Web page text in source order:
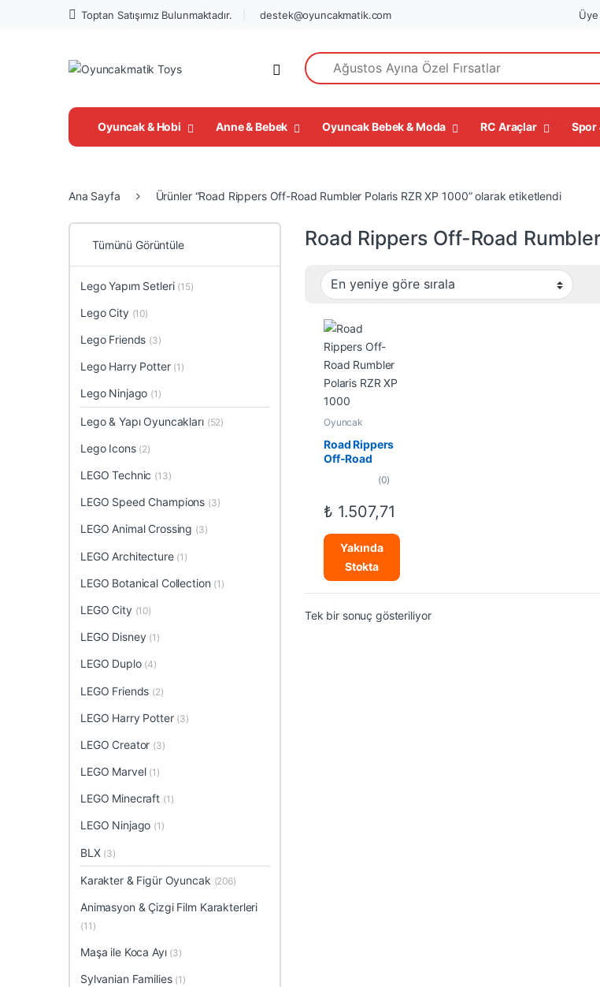
Toptan Satışımız Bulunmaktadır. destek@oyuncakmatik.com Üye
Open
Search for:
Oyuncak & Hobi Anne & Bebek Oyuncak Bebek & Moda RC Araçlar Spor
Ana Sayfa Ürünler “Road Rippers Off-Road Rumbler Polaris RZR XP 1000” olarak etiketlendi
Road Rippers Off-Road
Oyuncak
Arabalar
Oyuncak Araçlar
Road Rippers
Off-Road
Polaris RZR
u
f
(0)
₺ 1.507,71
Yakında
Stokta
Tek bir sonuç gösteriliyor
Tümünü Görüntüle
Lego Yapım Setleri (15)
Lego City (10)
Lego Friends (3)
Lego Harry Potter (1)
Lego Ninjago (1)
Lego & Yapı Oyuncakları (52)
Lego Icons (2)
LEGO Technic (13)
LEGO Speed Champions (3)
LEGO Animal Crossing (3)
LEGO Architecture (1)
LEGO Botanical Collection (1)
LEGO City (10)
LEGO Disney (1)
LEGO Duplo (4)
LEGO Friends (2)
LEGO Harry Potter (3)
LEGO Creator (3)
LEGO Marvel (1)
LEGO Minecraft (1)
LEGO Ninjago (1)
BLX (3)
Karakter & Figür Oyuncak (206)
Animasyon & Çizgi Film Karakterleri
(11)
Maşa ile Koca Ayı (3)
Sylvanian Families (1)